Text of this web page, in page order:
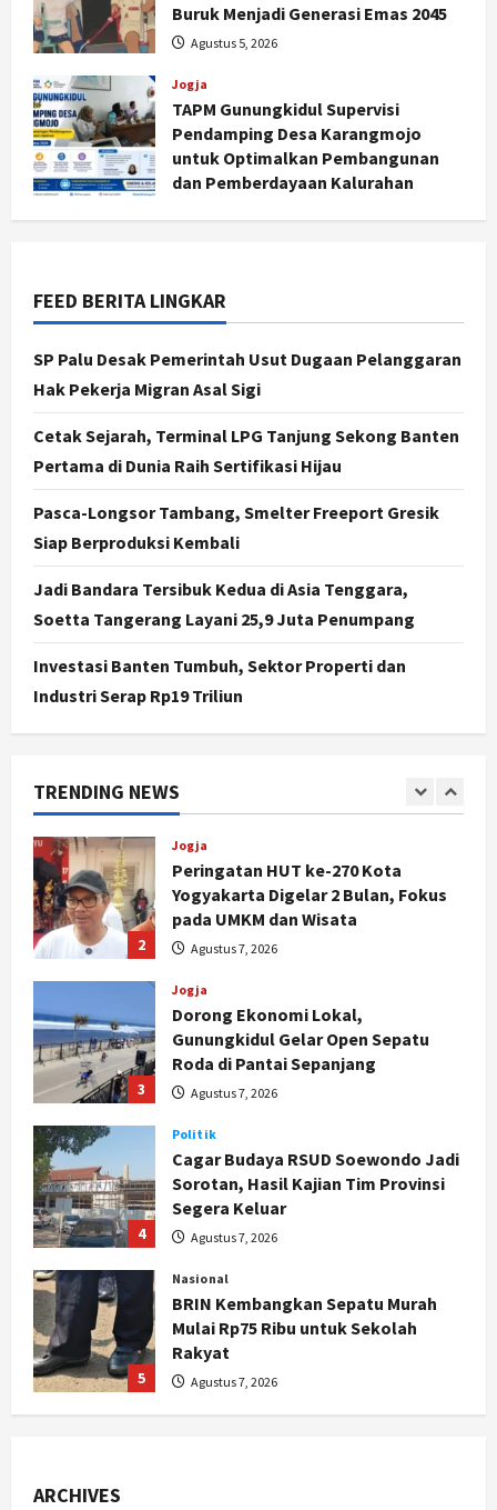
Buruk Menjadi Generasi Emas 2045
Agustus 5, 2026
Jogja
TAPM Gunungkidul Supervisi
Pendamping Desa Karangmojo
untuk Optimalkan Pembangunan
dan Pemberdayaan Kalurahan
FEED BERITA LINGKAR
SP Palu Desak Pemerintah Usut Dugaan Pelanggaran
Hak Pekerja Migran Asal Sigi
Cetak Sejarah, Terminal LPG Tanjung Sekong Banten
Pertama di Dunia Raih Sertifikasi Hijau
Pasca-Longsor Tambang, Smelter Freeport Gresik
Siap Berproduksi Kembali
Jadi Bandara Tersibuk Kedua di Asia Tenggara,
Soetta Tangerang Layani 25,9 Juta Penumpang
Investasi Banten Tumbuh, Sektor Properti dan
Industri Serap Rp19 Triliun
TRENDING NEWS
2
Peringatan HUT ke-270 Kota
Yogyakarta Digelar 2 Bulan, Fokus
pada UMKM dan Wisata
Agustus 7, 2026
Jogja
Gunungkidul Gelar Open Sepatu
4
Politik
Sorotan, Hasil Kajian Tim Provinsi
Segera Keluar
5
Nasional
BRIN Kembangkan Sepatu Murah
Mulai Rp75 Ribu untuk Sekolah
Rakyat
Agustus 7, 2026
1
Hari Jadi Pati ke-703 Jadi
Momentum Kemajuan, Ini Pesan Ali
Badrudin
2
Yogyakarta Digelar 2 Bulan, Fokus
Agustus 7, 2026
Jogja
Dorong Ekonomi Lokal,
Gunungkidul Gelar Open Sepatu
Agustus 7, 2026
Politik
Cagar Budaya RSUD Soewondo Jadi
Sorotan, Hasil Kajian Tim Provinsi
Nasional
BRIN Kembangkan Sepatu Murah
Mulai Rp75 Ribu untuk Sekolah
Politik
Hari Jadi Pati ke-703 Jadi
Momentum Kemajuan, Ini Pesan Ali
ARCHIVES